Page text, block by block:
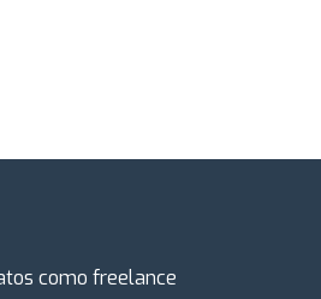
como freelance